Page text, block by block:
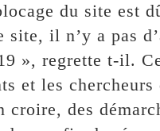
du site est
site, il n’y a pas
», regrette t-il.
et les
croire, des